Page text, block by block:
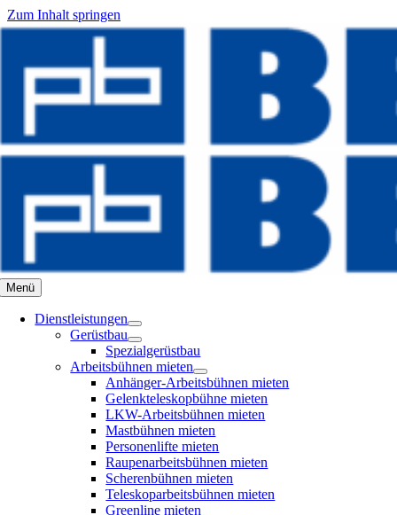
Zum Inhalt springen
Menü
Dienstleistungen
Gerüstbau
Spezialgerüstbau
Arbeitsbühnen mieten
Anhänger-Arbeitsbühnen mieten
Gelenkteleskopbühne mieten
LKW-Arbeitsbühnen mieten
Mastbühnen mieten
Personenlifte mieten
Raupenarbeitsbühnen mieten
Scherenbühnen mieten
Teleskoparbeitsbühnen mieten
Greenline mieten